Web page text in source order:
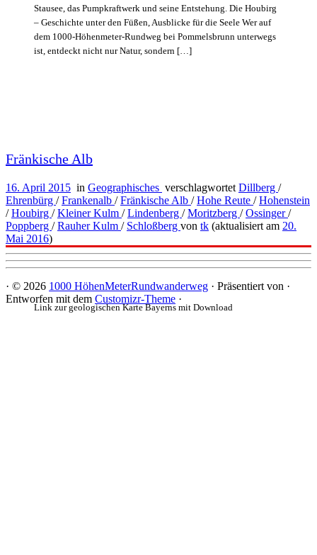
Stausee, das Pumpkraftwerk und seine Entstehung. Die Houbirg
– Geschichte unter den Füßen, Ausblicke für die Seele Wer auf
dem 1000-Höhenmeter-Rundweg bei Pommelsbrunn unterwegs
ist, entdeckt nicht nur Natur, sondern […]
Link zur geologischen Karte Bayerns mit Download
Fränkische Alb
16. April 2015 in Geographisches verschlagwortet Dillberg /
Ehrenbürg /Frankenalb /Fränkische Alb /Hohe Reute /Hohenstein
/Houbirg /Kleiner Kulm /Lindenberg /Moritzberg /Ossinger/
Poppberg /Rauher Kulm / Schloßberg von tk (aktualisiert am 20.
Mai 2016)
· © 2026 1000 HöhenMeterRundwanderweg · Präsentiert von ·
Entworfen mit dem Customizr-Theme ·